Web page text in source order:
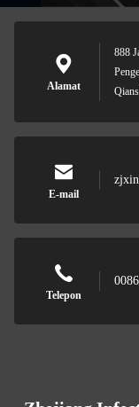
Alamat
888
E-mail
Telepon